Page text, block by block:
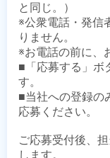
と同じ。）
※公衆電話・発信
りません。
※お電話の前に、
■「応募する」ボ
す。
■当社への登録の
応募ください。
ご応募受付後、
します。